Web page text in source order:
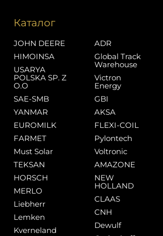
Каталог
JOHN DEERE
HIMOINSA
USARYA
POLSKA SP. Z
O.O
SAE-SMB
YANMAR
EUROMILK
FARMET
Must Solar
TEKSAN
HORSCH
MERLO
Liebherr
Lemken
Kverneland
ADR
Global Track
Warehouse
Victron
Energy
GBI
AKSA
FLEXI-COIL
Pylontech
Voltronic
AMAZONE
NEW
HOLLAND
CLAAS
CNH
Dewulf